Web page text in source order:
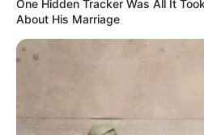
14:18 / 09 İyul 2026
Tayvanda güclü tayfun
küləklərlə bağlı
One Hidden Tracker Was All It
About His Marriage